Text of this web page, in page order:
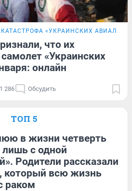
«УКРАИНСКИХ
что их
«Украинских
онлайн
1 286 Обсудить
ТОП 5
в жизни четверть
лишь с одной
Родители рассказали
который всю жизнь
раком